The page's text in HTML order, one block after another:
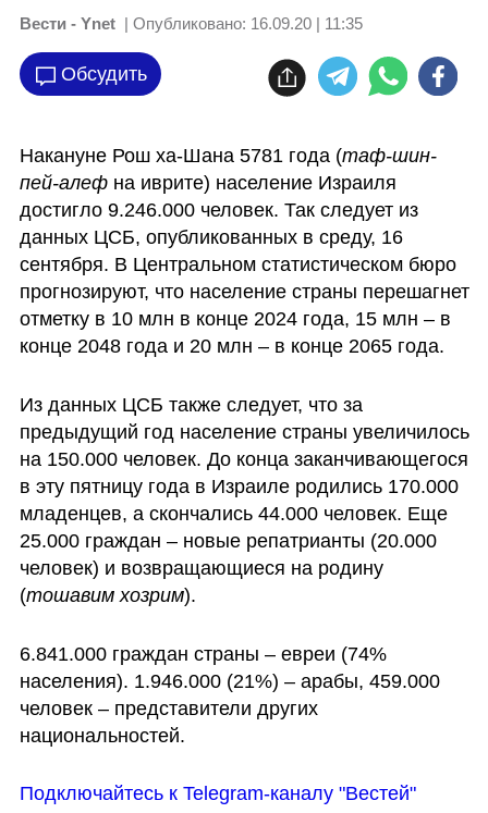
Вести - Ynet | Опубликовано: 16.09.20 | 11:35
Обсудить
Накануне Рош ха-Шана 5781 года (таф-шин-
пей-алеф на иврите) население Израиля
достигло 9.246.000 человек. Так следует из
данных ЦСБ, опубликованных в среду, 16
сентября. В Центральном статистическом бюро
прогнозируют, что население страны перешагнет
отметку в 10 млн в конце 2024 года, 15 млн – в
конце 2048 года и 20 млн – в конце 2065 года.
Из данных ЦСБ также следует, что за
предыдущий год население страны увеличилось
на 150.000 человек. До конца заканчивающегося
в эту пятницу года в Израиле родились 170.000
младенцев, а скончались 44.000 человек. Еще
25.000 граждан – новые репатрианты (20.000
человек) и возвращающиеся на родину
(тошавим хозрим).
6.841.000 граждан страны – евреи (74%
населения). 1.946.000 (21%) – арабы, 459.000
человек – представители других
национальностей.
Подключайтесь к Telegram-каналу "Вестей"